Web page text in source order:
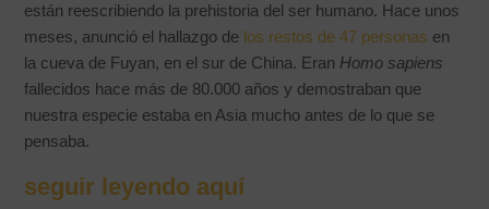
están reescribiendo la prehistoria del ser humano. Hace unos
meses, anunció el hallazgo de los restos de 47 personas en
la cueva de Fuyan, en el sur de China. Eran Homo sapiens
fallecidos hace más de 80.000 años y demostraban que
nuestra especie estaba en Asia mucho antes de lo que se
pensaba.
seguir leyendo aquí